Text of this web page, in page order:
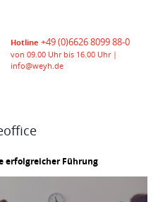
Hotline +49 (0)6626 8099 88-0
von 09.00 Uhr bis 16.00 Uhr |
info@weyh.de
erfolgreicher Führung